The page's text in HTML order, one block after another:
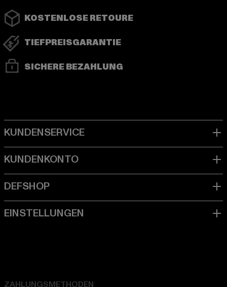
KOSTENLOSE RETOURE
TIEFPREISGARANTIE
SICHERE BEZAHLUNG
ZAHLUNGSMETHODEN